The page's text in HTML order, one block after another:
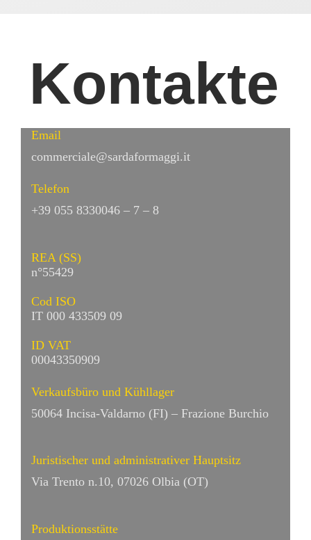
Kontakte
Email
commerciale@sardaformaggi.it
Telefon
+39 055 8330046 – 7 – 8
REA (SS)
n°55429
Cod ISO
IT 000 433509 09
ID VAT
00043350909
Verkaufsbüro und Kühllager
50064 Incisa-Valdarno (FI) – Frazione Burchio
Juristischer und administrativer Hauptsitz
Via Trento n.10, 07026 Olbia (OT)
Produktionsstätte